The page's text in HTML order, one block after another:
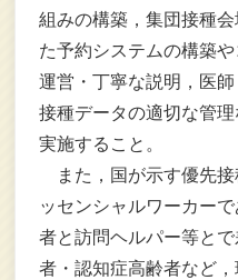
組みの構築，集団接種
た予約システムの構築
運営・丁寧な説明，医
接種データの適切な管
実施すること。
また，国が示す優先接
ッセンシャルワーカー
者と訪問ヘルパー等と
者・認知症高齢者など